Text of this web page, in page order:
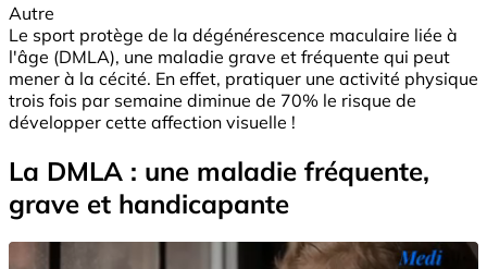
Autre
Le sport protège de la dégénérescence maculaire liée à
l'âge (DMLA), une maladie grave et fréquente qui peut
mener à la cécité. En effet, pratiquer une activité physique
trois fois par semaine diminue de 70% le risque de
développer cette affection visuelle !
La DMLA : une maladie fréquente,
grave et handicapante